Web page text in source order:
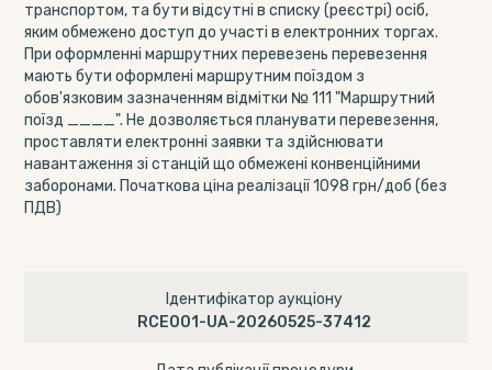
транспортом, та бути відсутні в списку (реєстрі) осіб,
яким обмежено доступ до участі в електронних торгах.
При оформленні маршрутних перевезень перевезення
мають бути оформлені маршрутним поїздом з
обов'язковим зазначенням відмітки № 111 "Маршрутний
поїзд ____". Не дозволяється планувати перевезення,
проставляти електронні заявки та здійснювати
навантаження зі станцій що обмежені конвенційними
заборонами. Початкова ціна реалізації 1098 грн/доб (без
ПДВ)
Ідентифікатор аукціону
RCE001-UA-20260525-37412